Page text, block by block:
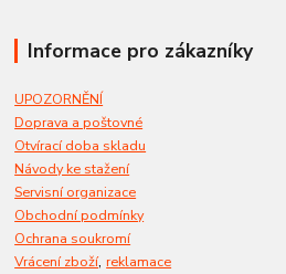
Informace pro zákazníky
UPOZORNĚNÍ
Doprava a poštovné
Otvírací doba skladu
Návody ke stažení
Servisní organizace
Obchodní podmínky
Ochrana soukromí
Vrácení zboží,reklamace